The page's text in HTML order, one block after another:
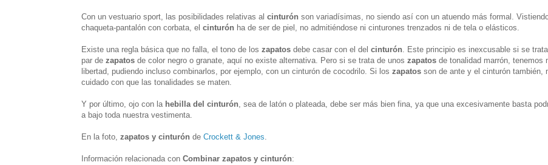
Con un vestuario sport, las posibilidades relativas al cinturón son variadísimas, no siendo así con un atuendo más formal.
chaqueta-pantalón con corbata, el cinturón ha de ser de piel, no admitiéndose ni cinturones trenzados ni de tela o elásticos.
Existe una regla básica que no falla, el tono de los zapatos debe casar con el del cinturón . Este principio es inexcusable si se
par de zapatos de color negro o granate, aquí no existe alternativa. Pero si se trata de unos zapatos de tonalidad marrón, tenemos
libertad, pudiendo incluso combinarlos, por ejemplo, con un cinturón de cocodrilo. Si los zapatos son de ante y el cinturón también,
cuidado con que las tonalidades se maten.
Y por último, ojo con la hebilla del cinturón , sea de latón o plateada, debe ser más bien fina, ya que una excesivamente basta
a bajo toda nuestra vestimenta.
En la foto, zapatos y cinturón de Crockett & Jones
Información relacionada con Combinar zapatos y cinturón: